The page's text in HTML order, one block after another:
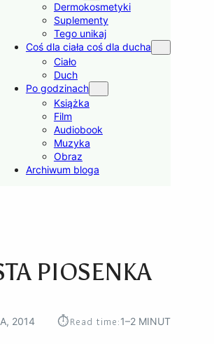
Dermokosmetyki
Suplementy
Tego unikaj
Coś dla ciała coś dla ducha
Ciało
Duch
Po godzinach
Książka
Film
Audiobook
Muzyka
Obraz
Archiwum bloga
PIOSENKA
2014 ⏱︎Read time:1–2 MINUT